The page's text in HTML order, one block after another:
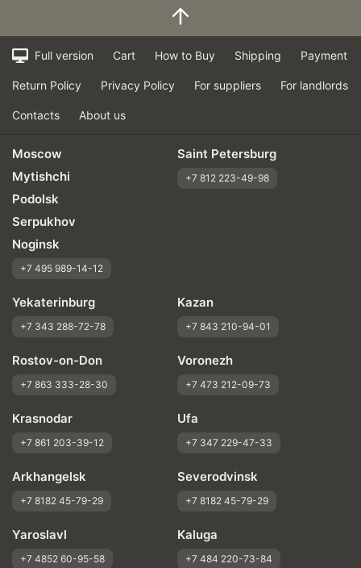
Full version Cart How to Buy Shipping Payment
Return Policy Privacy Policy For suppliers For landlords
Contacts About us
Moscow
Mytishchi
Podolsk
Serpukhov
Noginsk
+7 495 989-14-12
Saint Petersburg
+7 812 223-49-98
Yekaterinburg
+7 343 288-72-78
Kazan
+7 843 210-94-01
Rostov-on-Don
+7 863 333-28-30
Voronezh
+7 473 212-09-73
Krasnodar
+7 861 203-39-12
Ufa
+7 347 229-47-33
Arkhangelsk
+7 8182 45-79-29
Severodvinsk
+7 8182 45-79-29
Yaroslavl
+7 4852 60-95-58
Kaluga
+7 484 220-73-84